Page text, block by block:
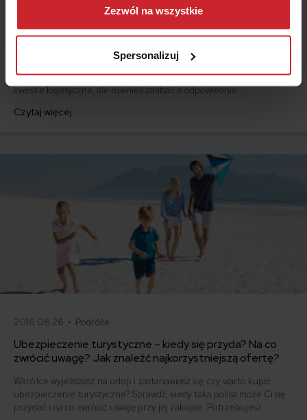
można się z nami skontaktować i w jaki sposób
przetwarzamy dane osobowe w ramachPolityki
Zezwól na wszystkie
Spersonalizuj
Podróże
Jaką polisę wybrać lecąc do USA?
Stany Zjednoczone to niezwykle atrakcyjny cel podróży.
Przygotowując się do wyprawy za ocean, należy uwzględnić nie tylko
kwestie logistyczne, ale również zadbać o odpowiednie
have w razie nieprzewidzianych zdarzeń podczas pobytu. Jak
Czytaj więcej
2016.08.26 • Podróże
Ubezpieczenie turystyczne – kiedy się przyda? Na co
zwrócić uwagę? Jak znaleźć najkorzystniejszą ofertę?
Wkrótce wyjeżdżasz na urlop i zastanawiasz się, czy warto kupić
ubezpieczenie turystyczne? Sprawdź, kiedy taka polisa może Ci się
przydać i na co zwrócić uwagę przy jej zakupie. Potrzebujesz